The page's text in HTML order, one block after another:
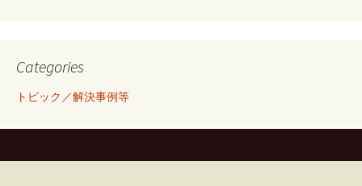
Categories
トピック／解決事例等